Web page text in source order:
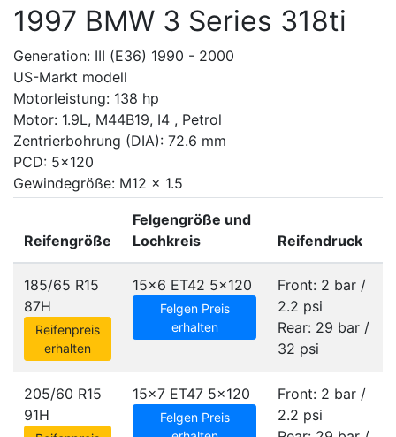
1997 BMW 3 Series 318ti
Generation: III (E36) 1990 - 2000
US-Markt modell
Motorleistung: 138 hp
Motor: 1.9L, M44B19, I4 , Petrol
Zentrierbohrung (DIA): 72.6 mm
PCD: 5x120
Gewindegröße: M12 x 1.5
Reifengröße
Felgengröße und
Lochkreis
Reifendruck
185/65 R15
87H
Reifenpreis
erhalten
15x6 ET42 5x120
Felgen Preis
erhalten
Front: 2 bar /
2.2 psi
Rear: 29 bar /
32 psi
205/60 R15
91H
15x7 ET47 5x120
Felgen Preis
Front: 2 bar /
2.2 psi